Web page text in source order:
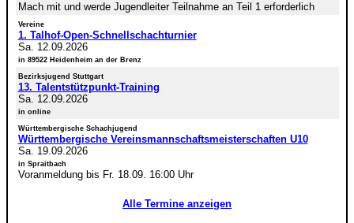
Mach mit und werde Jugendleiter Teilnahme an Teil 1 erforderlich
Vereine
1. Talhof-Open-Schnellschachturnier
Sa. 12.09.2026
in 89522 Heidenheim an der Brenz
Bezirksjugend Stuttgart
13. Talentstützpunkt-Training
Sa. 12.09.2026
in online
Württembergische Schachjugend
Württembergische Vereinsmannschaftsmeisterschaften U10
Sa. 19.09.2026
in Spraitbach
Voranmeldung bis Fr. 18.09. 16:00 Uhr
Alle Termine anzeigen